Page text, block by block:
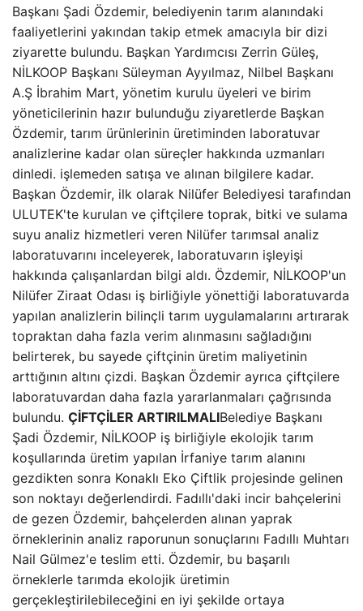
Başkanı Şadi Özdemir, belediyenin tarım alanındaki
faaliyetlerini yakından takip etmek amacıyla bir dizi
ziyarette bulundu. Başkan Yardımcısı Zerrin Güleş,
NİLKOOP Başkanı Süleyman Ayyılmaz, Nilbel Başkanı
A.Ş İbrahim Mart, yönetim kurulu üyeleri ve birim
yöneticilerinin hazır bulunduğu ziyaretlerde Başkan
Özdemir, tarım ürünlerinin üretiminden laboratuvar
analizlerine kadar olan süreçler hakkında uzmanları
dinledi. işlemeden satışa ve alınan bilgilere kadar.
Başkan Özdemir, ilk olarak Nilüfer Belediyesi tarafından
ULUTEK'te kurulan ve çiftçilere toprak, bitki ve sulama
suyu analiz hizmetleri veren Nilüfer tarımsal analiz
laboratuvarını inceleyerek, laboratuvarın işleyişi
hakkında çalışanlardan bilgi aldı. Özdemir, NİLKOOP'un
Nilüfer Ziraat Odası iş birliğiyle yönettiği laboratuvarda
yapılan analizlerin bilinçli tarım uygulamalarını artırarak
topraktan daha fazla verim alınmasını sağladığını
belirterek, bu sayede çiftçinin üretim maliyetinin
arttığının altını çizdi. Başkan Özdemir ayrıca çiftçilere
laboratuvardan daha fazla yararlanmaları çağrısında
bulundu. ÇİFTÇİLER ARTIRILMALIBelediye Başkanı
Şadi Özdemir, NİLKOOP iş birliğiyle ekolojik tarım
koşullarında üretim yapılan İrfaniye tarım alanını
gezdikten sonra Konaklı Eko Çiftlik projesinde gelinen
son noktayı değerlendirdi. Fadıllı'daki incir bahçelerini
de gezen Özdemir, bahçelerden alınan yaprak
örneklerinin analiz raporunun sonuçlarını Fadıllı Muhtarı
Nail Gülmez'e teslim etti. Özdemir, bu başarılı
örneklerle tarımda ekolojik üretimin
gerçekleştirilebileceğini en iyi şekilde ortaya